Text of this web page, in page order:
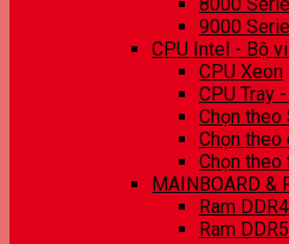
9000
CPU Intel - Bộ
CPU Xeon
CPU Tray
Chọn theo
Chọn theo
Chọn theo
MAINBOARD &
Ram
Ram